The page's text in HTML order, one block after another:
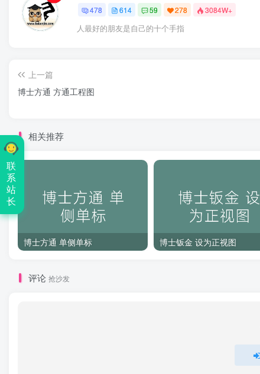
478 614 59 278 3084W+
人最好的朋友是自己的十个手指
上一篇
博士方通 方通工程图
相关推荐
博士方通 单侧单标 博士钣金 设为正视图
评论 抢沙发
联
系
站
长